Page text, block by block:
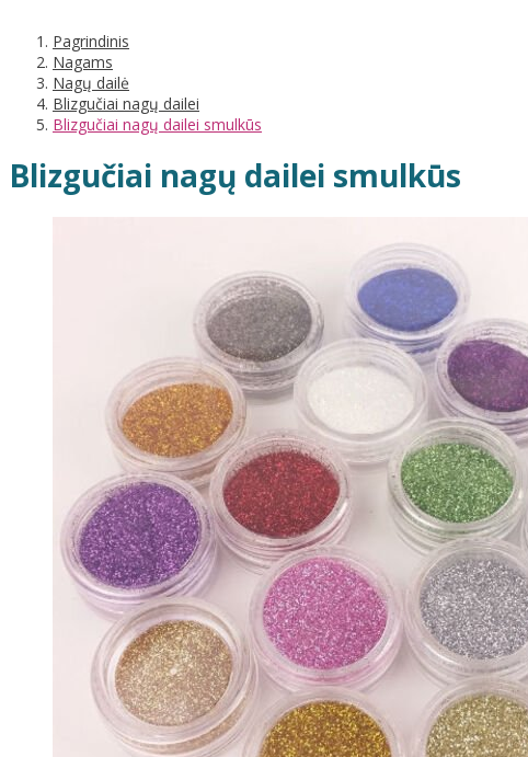
Pagrindinis
Nagams
Nagų dailė
Blizgučiai nagų dailei
Blizgučiai nagų dailei smulkūs
Blizgučiai nagų dailei smulkūs